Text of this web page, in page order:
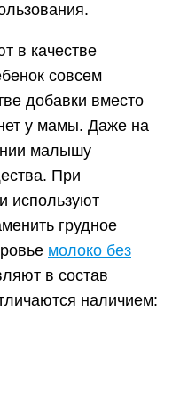
в качестве
совсем
добавки вместо
у мамы. Даже на
малышу
При
используют
грудное
молоко без
в состав
наличием: